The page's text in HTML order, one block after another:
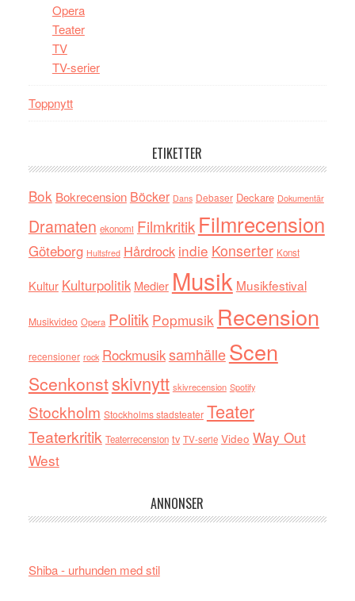
Opera
Teater
TV
TV-serier
Toppnytt
ETIKETTER
Bok Bokrecension Böcker Dans Debaser Deckare Dokumentär
Dramaten ekonomi Filmkritik Filmrecension
Göteborg Hultsfred Hårdrock indie Konserter Konst
Kultur Kulturpolitik Medier Musik Musikfestival
Musikvideo Opera Politik Popmusik Recension
recensioner rock RockmusiksamhälleScen
Scenkonstskivnytt skivrecension Spotify
Stockholm Stockholms stadsteater Teater
Teaterkritik Teaterrecension tv TV-serie Video Way Out
West
ANNONSER
Shiba - urhunden med stil